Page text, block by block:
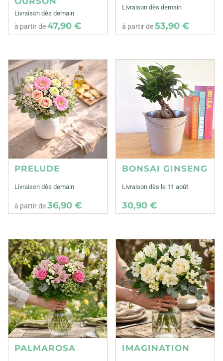
Livraison dès demain
à partir de47,90 €
Livraison dès demain
à partir de53,90 €
PRELUDE
Livraison dès demain
à partir de36,90 €
BONSAI GINSENG
Livraison dès le 11 août
30,90 €
PALMAROSA IMAGINATION